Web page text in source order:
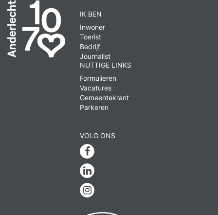
IK BEN
Inwoner
Toerist
Bedrijf
Journalist
NUTTIGE LINKS
Formulieren
Vacatures
Gemeentekrant
Parkeren
VOLG ONS
Facebook
Linkedin
Instagram